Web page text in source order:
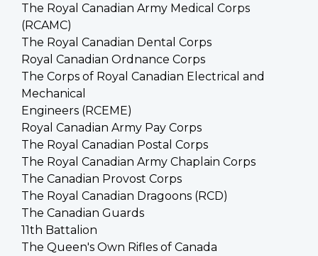
The Royal Canadian Army Medical Corps
(RCAMC)
The Royal Canadian Dental Corps
Royal Canadian Ordnance Corps
The Corps of Royal Canadian Electrical and
Mechanical
Engineers (RCEME)
Royal Canadian Army Pay Corps
The Royal Canadian Postal Corps
The Royal Canadian Army Chaplain Corps
The Canadian Provost Corps
The Royal Canadian Dragoons (RCD)
The Canadian Guards
11th Battalion
The Queen's Own Rifles of Canada